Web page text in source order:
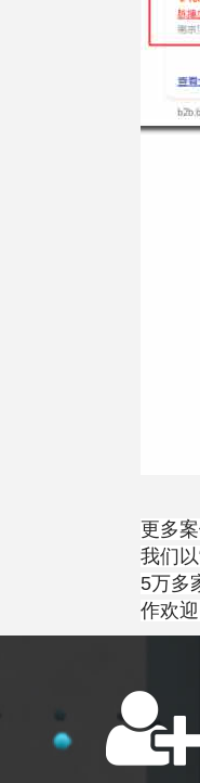
更多
我们
5万多
作欢迎